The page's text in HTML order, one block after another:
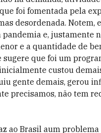
foi fomentada pela
desordenada. Notem,
e, justamente
e a quantidade de
sugere que foi um
custou
gente demais, gerou
precisamos, não tem
ao Brasil aum